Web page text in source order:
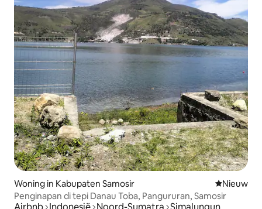
Woning in Kabupaten Samosir Nieuwe
Nieuw
Penginapan di tepi Danau Toba, Pangururan, Samosir